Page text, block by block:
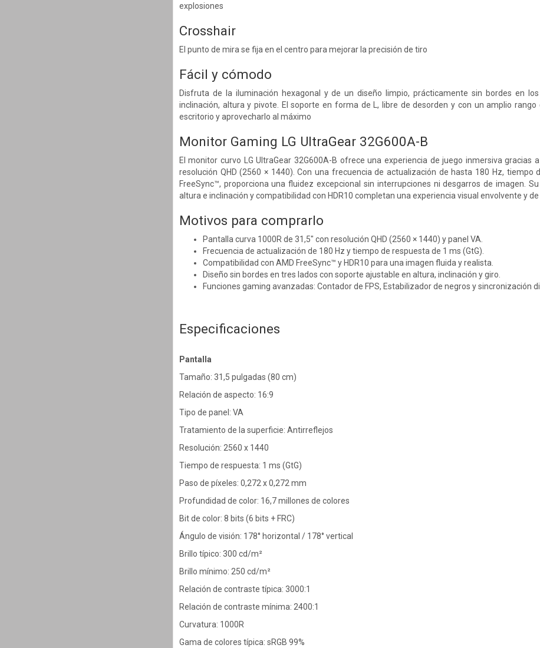
explosiones
Crosshair
El punto de mira se fija en el centro para mejorar la precisión de tiro
Fácil y cómodo
Disfruta de la iluminación hexagonal y de un diseño limpio, prácticamente sin bordes en
inclinación, altura y pivote. El soporte en forma de L, libre de desorden y con un amplio
escritorio y aprovecharlo al máximo
Monitor Gaming LG UltraGear 32G600A-B
El monitor curvo LG UltraGear 32G600A-B ofrece una experiencia de juego inmersiva gracias
resolución QHD (2560 × 1440). Con una frecuencia de actualización de hasta 180 Hz, tiempo
FreeSync™, proporciona una fluidez excepcional sin interrupciones ni desgarros de imagen.
altura e inclinación y compatibilidad con HDR10 completan una experiencia visual envolvente y
Motivos para comprarlo
Pantalla curva 1000R de 31,5" con resolución QHD (2560 × 1440) y panel VA.
Frecuencia de actualización de 180 Hz y tiempo de respuesta de 1 ms (GtG).
Compatibilidad con AMD FreeSync™ y HDR10 para una imagen fluida y realista.
Diseño sin bordes en tres lados con soporte ajustable en altura, inclinación y giro.
Funciones gaming avanzadas: Contador de FPS, Estabilizador de negros y sincronización
Especificaciones
Pantalla
Tamaño: 31,5 pulgadas (80 cm)
Relación de aspecto: 16:9
Tipo de panel: VA
Tratamiento de la superficie: Antirreflejos
Resolución: 2560 x 1440
Tiempo de respuesta: 1 ms (GtG)
Paso de píxeles: 0,272 x 0,272 mm
Profundidad de color: 16,7 millones de colores
Bit de color: 8 bits (6 bits + FRC)
Ángulo de visión: 178° horizontal / 178° vertical
Brillo típico: 300 cd/m²
Brillo mínimo: 250 cd/m²
Relación de contraste típica: 3000:1
Relación de contraste mínima: 2400:1
Curvatura: 1000R
Gama de colores típica: sRGB 99%